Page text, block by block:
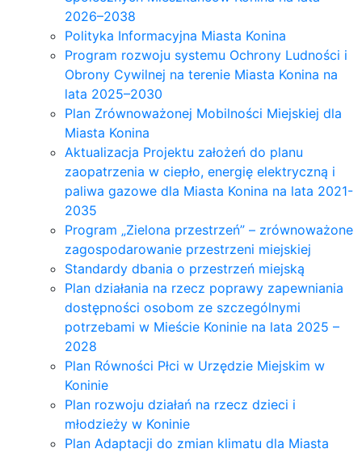
2026–2038
Polityka Informacyjna Miasta Konina
Program rozwoju systemu Ochrony Ludności i
Obrony Cywilnej na terenie Miasta Konina na
lata 2025–2030
Plan Zrównoważonej Mobilności Miejskiej dla
Miasta Konina
Aktualizacja Projektu założeń do planu
zaopatrzenia w ciepło, energię elektryczną i
paliwa gazowe dla Miasta Konina na lata 2021-
2035
Program „Zielona przestrzeń” – zrównoważone
zagospodarowanie przestrzeni miejskiej
Standardy dbania o przestrzeń miejską
Plan działania na rzecz poprawy zapewniania
dostępności osobom ze szczególnymi
potrzebami w Mieście Koninie na lata 2025 –
2028
Plan Równości Płci w Urzędzie Miejskim w
Koninie
Plan rozwoju działań na rzecz dzieci i
młodzieży w Koninie
Plan Adaptacji do zmian klimatu dla Miasta